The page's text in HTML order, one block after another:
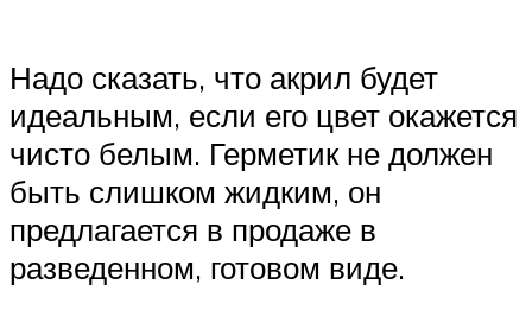
Надо сказать, что акрил будет
идеальным, если его цвет окажется
чисто белым. Герметик не должен
быть слишком жидким, он
предлагается в продаже в
разведенном, готовом виде.